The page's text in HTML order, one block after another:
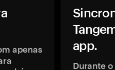
apenas
app.
Durante